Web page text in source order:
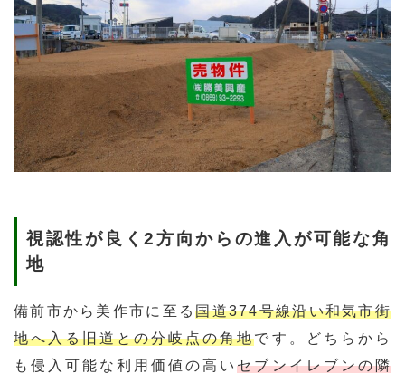
視認性が良く2方向からの進入が可能な角
地
備前市から美作市に至る国道374号線沿い和気市街
地へ入る旧道との分岐点の角地です。どちらから
も侵入可能な利用価値の高いセブンイレブンの隣